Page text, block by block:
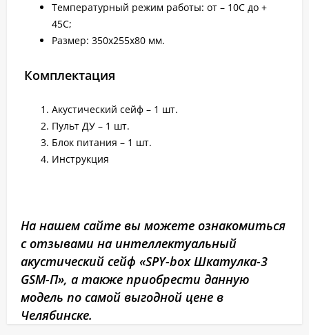
Температурный режим работы: от – 10С до +
45С;
Размер: 350x255x80 мм.
Комплектация
Акустический сейф – 1 шт.
Пульт ДУ – 1 шт.
Блок питания – 1 шт.
Инструкция
На нашем сайте вы можете ознакомиться
с отзывами на интеллектуальный
акустический сейф «SPY-box Шкатулка-3
GSM-П», а также приобрести данную
модель по самой выгодной цене в
Челябинске.